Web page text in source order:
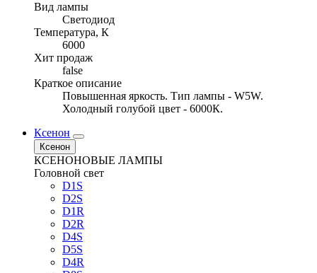
Вид лампы
Светодиод
Температура, К
6000
Хит продаж
false
Краткое описание
Повышенная яркость. Тип лампы - W5W.
Холодный голубой цвет - 6000К.
Ксенон
Ксенон
КСЕНОНОВЫЕ ЛАМПЫ
Головной свет
D1S
D2S
D1R
D2R
D4S
D5S
D4R